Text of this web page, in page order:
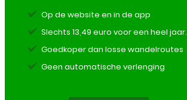
Op de website en in de app
Slechts 13,49 euro voor een heel jaar.
Goedkoper dan losse wandelroutes
Geen automatische verlenging